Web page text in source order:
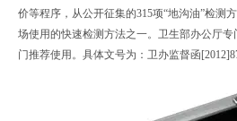
价等程序，从公开征集的315项“地沟油”检测
场使用的快速检测方法之一。卫生部办公厅
门推荐使用。具体文号为：卫办监督函